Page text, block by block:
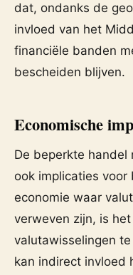
dat, ondanks de
invloed van het
financiële banden
bescheiden blijven.
Economische
De beperkte
ook implicaties voor
economie waar
verweven zijn, is
valutawisselingen te
kan indirect invloed